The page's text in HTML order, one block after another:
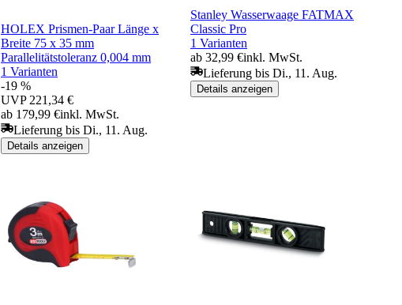
HOLEX Prismen-Paar Länge x
Breite 75 x 35 mm
Parallelitätstoleranz 0,004 mm
1 Varianten
-19 %
UVP 221,34 €
ab 179,99 €inkl. MwSt.
Lieferung bis Di., 11. Aug.
Details anzeigen
Stanley Wasserwaage FATMAX
Classic Pro
1 Varianten
ab 32,99 €inkl. MwSt.
Lieferung bis Di., 11. Aug.
Details anzeigen